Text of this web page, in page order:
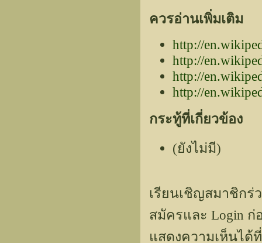
ควรอ่านเพิ่มเติม
http://
http://
http://
http://
กระทู้ที่เกี่ยวข้อง
(ยังไม่มี)
เรียนเชิญสมาชิกร่
สมัครและ Login
แสดงความเห็นได้ที่